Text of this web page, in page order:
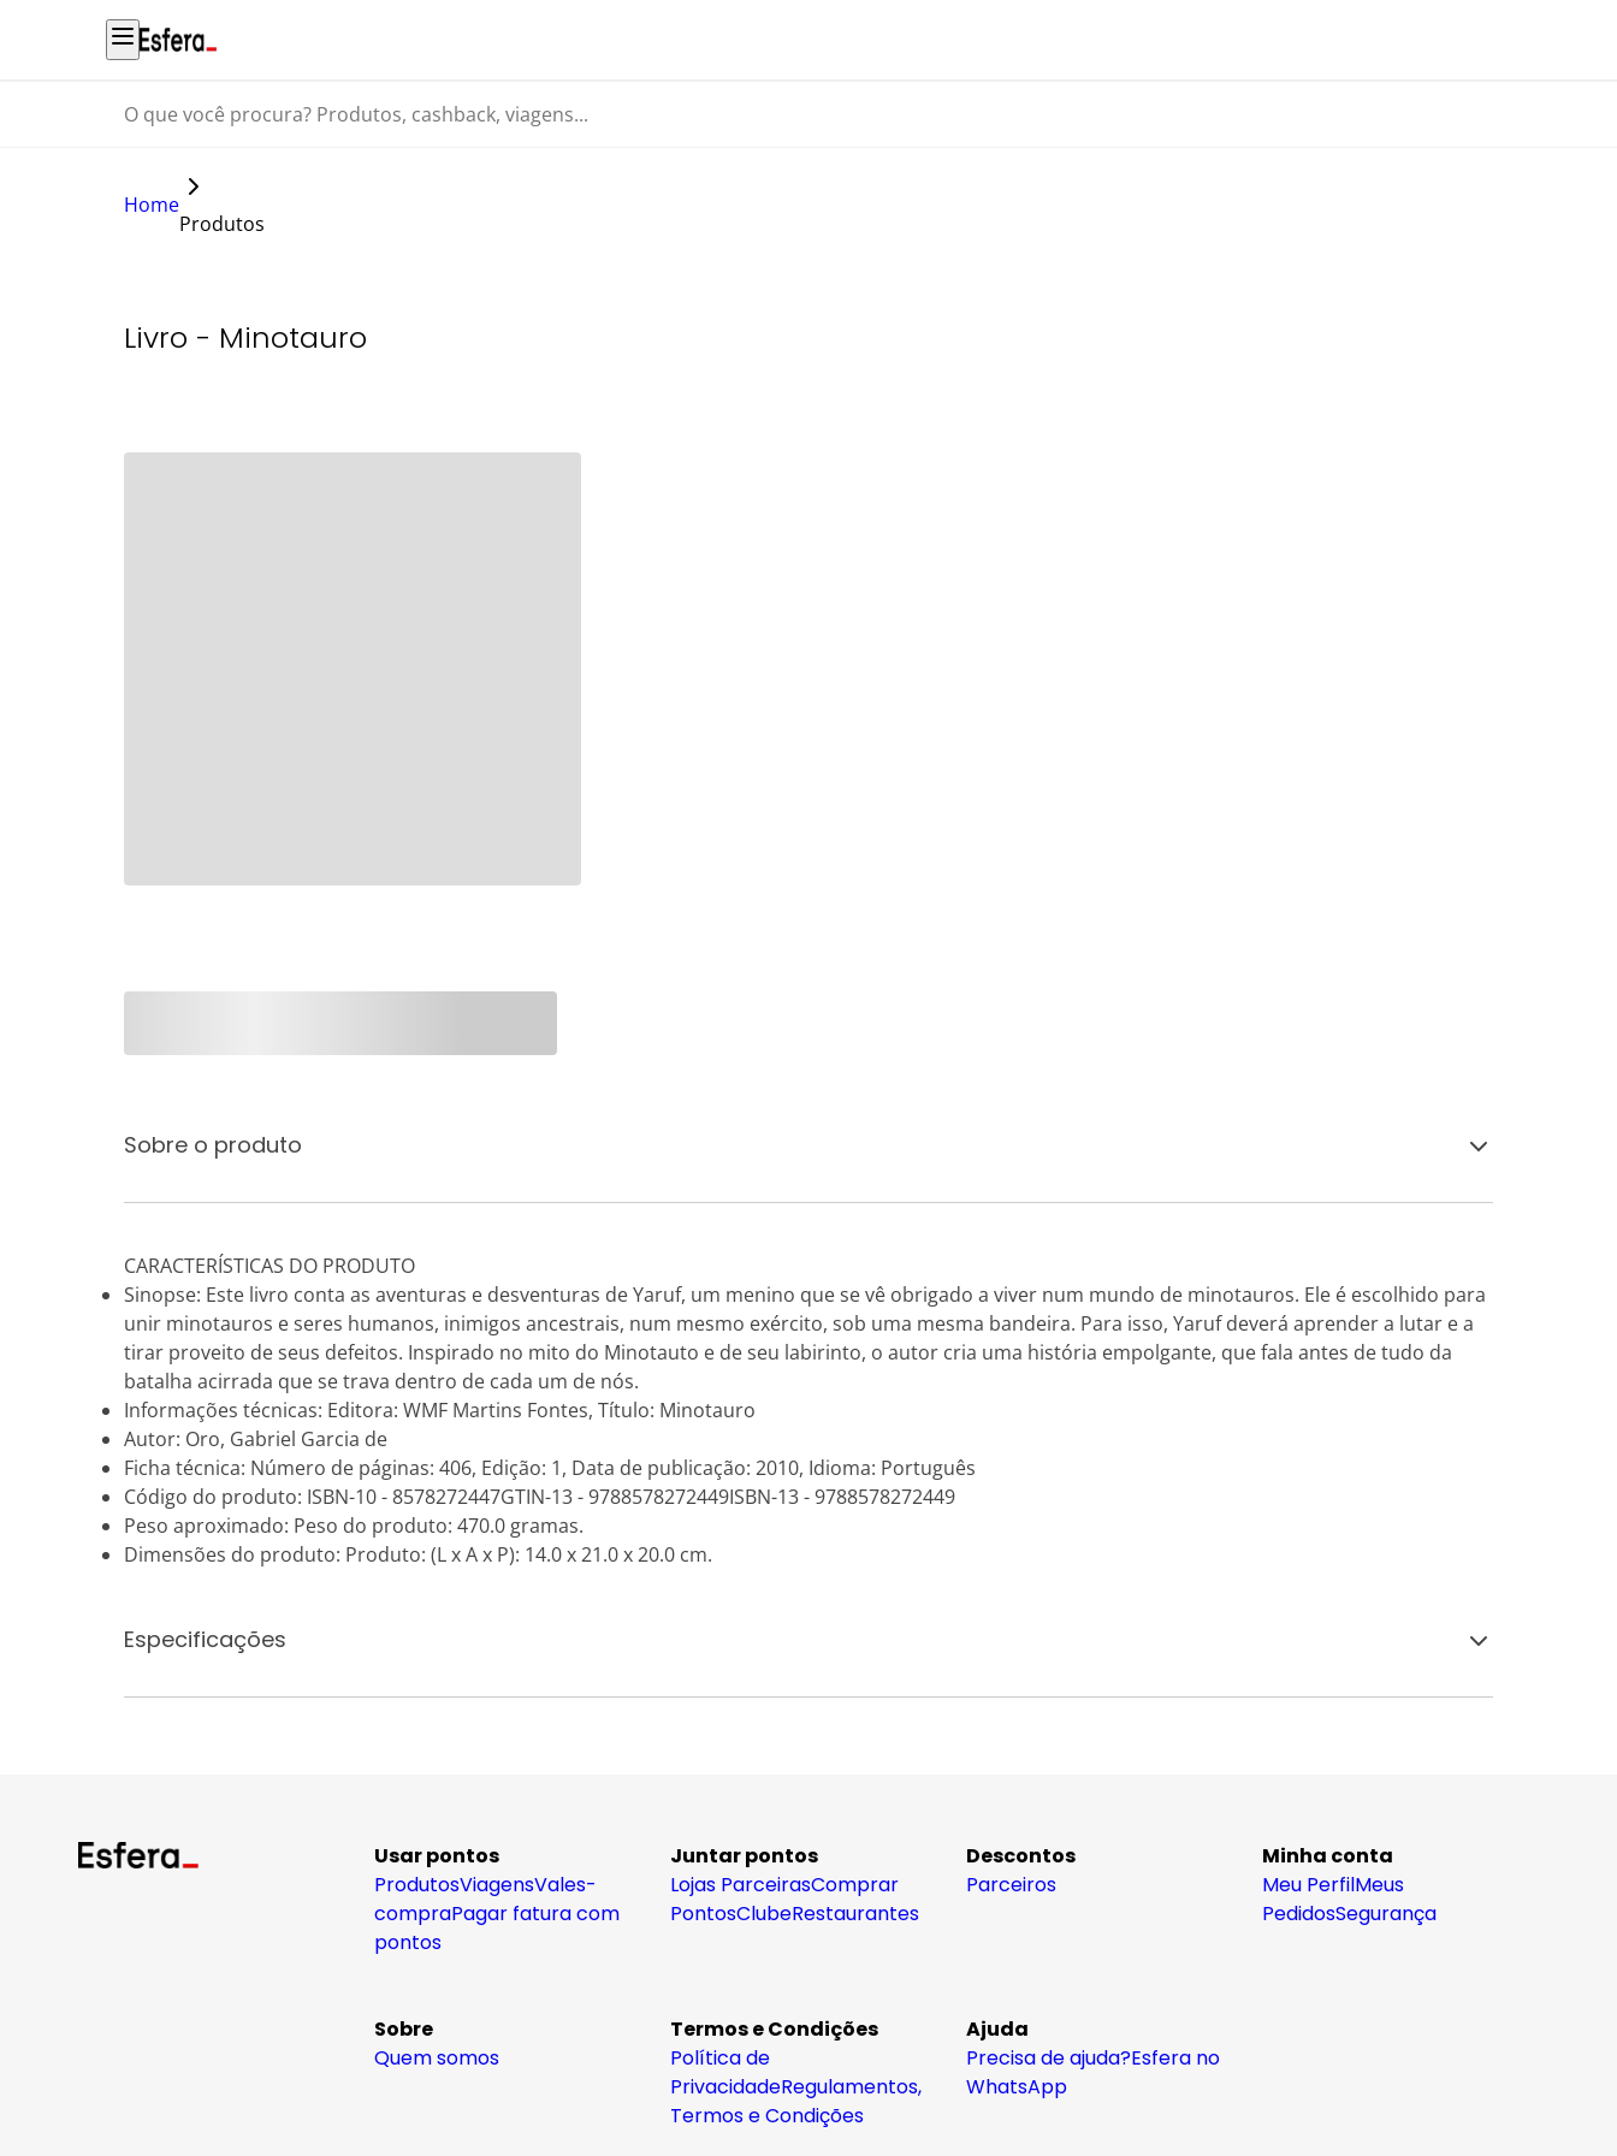
O que você procura? Produtos, cashback, viagens...
Home
Produtos
Livro - Minotauro
Sobre o produto
CARACTERÍSTICAS DO PRODUTO
Sinopse: Este livro conta as aventuras e desventuras de Yaruf, um menino que se vê obrigado a viver num mundo de minotauros. Ele é escolhido para
unir minotauros e seres humanos, inimigos ancestrais, num mesmo exército, sob uma mesma bandeira. Para isso, Yaruf deverá aprender a lutar e a
tirar proveito de seus defeitos. Inspirado no mito do Minotauto e de seu labirinto, o autor cria uma história empolgante, que fala antes de tudo da
batalha acirrada que se trava dentro de cada um de nós.
Informações técnicas: Editora: WMF Martins Fontes, Título: Minotauro
Autor: Oro, Gabriel Garcia de
Ficha técnica: Número de páginas: 406, Edição: 1, Data de publicação: 2010, Idioma: Português
Código do produto: ISBN-10 - 8578272447GTIN-13 - 9788578272449ISBN-13 - 9788578272449
Peso aproximado: Peso do produto: 470.0 gramas.
Dimensões do produto: Produto: (L x A x P): 14.0 x 21.0 x 20.0 cm.
Especificações
Usar pontos
ProdutosViagensVales-
compraPagar fatura com
pontos
Juntar pontos
Lojas ParceirasComprar
PontosClubeRestaurantes
Descontos
Parceiros
Minha conta
Meu PerfilMeus
PedidosSegurança
Sobre
Quem somos
Termos e Condições
Política de
PrivacidadeRegulamentos,
Termos e Condições
Ajuda
Precisa de ajuda?Esfera no
WhatsApp